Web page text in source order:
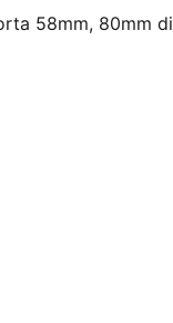
58mm, 80mm di